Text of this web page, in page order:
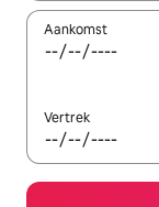
Aankomst
Vertrek